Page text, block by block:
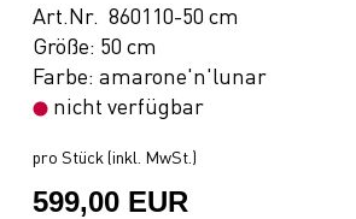
Art.Nr. 860110-50 cm
Größe: 50 cm
Farbe: amarone'n'lunar
nicht verfügbar
pro Stück (inkl. MwSt.)
599,00 EUR